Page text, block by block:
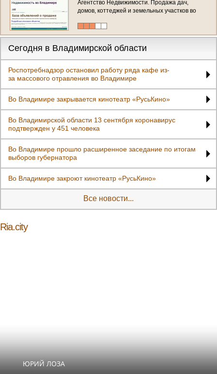
Агентство Недвижимости. Продажа дач,
домов, коттеджей и земельных участков во
Сегодня в Владимирской области
Роспотребнадзор остановил работу ряда кафе из-
за массового отравления во Владимире
Во Владимире закрывается кинотеатр «РусьКино»
Во Владимирской области 13 сентября коронавирус
подтвержден у 451 человека
Во Владимире прошло расширенное заседание по итогам
выборов губернатора
Во Владимире закроют кинотеатр «РусьКино»
Все новости...
Ria.city
ЮРИЙ ЛОЗА